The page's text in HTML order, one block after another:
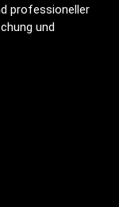
professioneller
und